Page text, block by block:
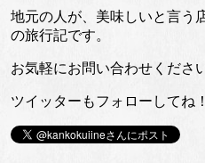
地元の人が、美味しいと言う
の旅行記です。
お気軽にお問い合わせくださ
ツイッターもフォローしてね！